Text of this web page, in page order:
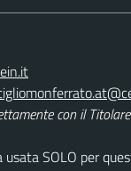
con il
usata SOLO per